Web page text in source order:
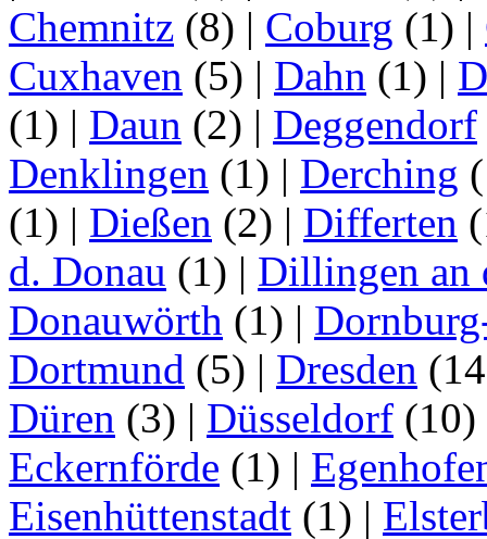
Chemnitz (8) | Coburg (1) |
Cuxhaven (5) | Dahn (1) |
(1) | Daun (2) | Deggendorf
Denklingen (1) | Derching
(1) | Dießen (2) | Differten
d. Donau (1) | Dillingen an
Donauwörth (1) |
Dortmund (5) | Dresden
Düren (3) | Düsseldorf (10)
Eckernförde (1) |
Eisenhüttenstadt (1) |